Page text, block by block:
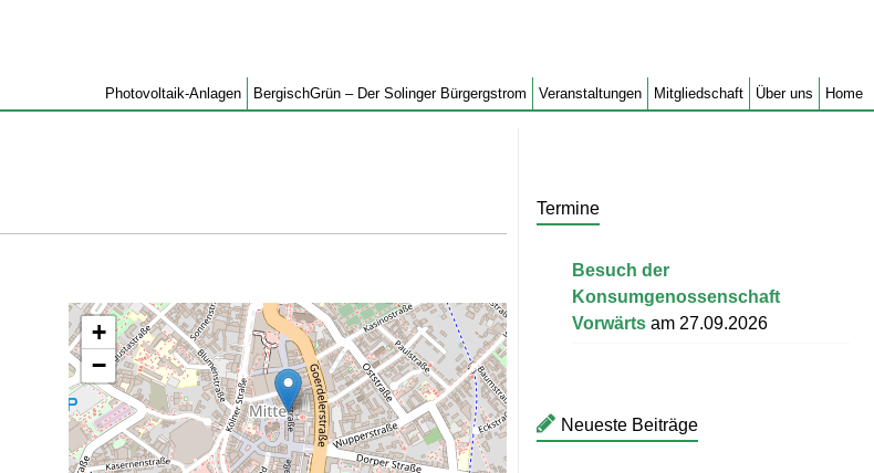
Photovoltaik-Anlagen BergischGrün – Der Solinger Bürgergstrom Veranstaltungen Mitgliedschaft Über uns Home
+
−
Termine
Besuch der
Konsumgenossenschaft
Vorwärts am 27.09.2026
Neueste Beiträge